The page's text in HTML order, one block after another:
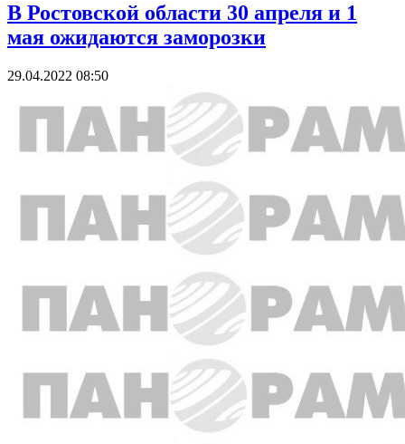
В Ростовской области 30 апреля и 1
мая ожидаются заморозки
29.04.2022 08:50